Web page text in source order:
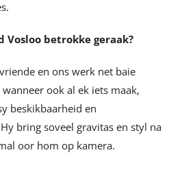
Vosloo betrokke geraak?
en ons werk net baie
ook al ek iets maak,
beskikbaarheid en
bring soveel gravitas en styl na
oor hom op kamera.